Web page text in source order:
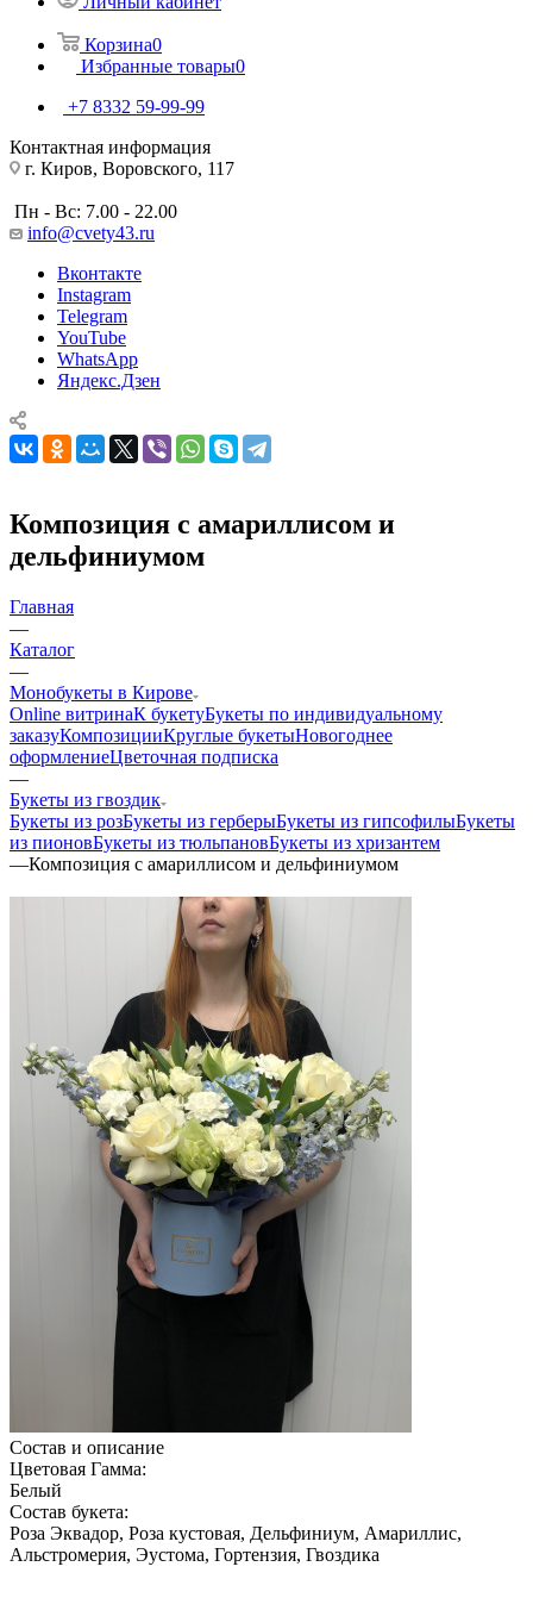
Корзина0
Избранные товары0
+7 8332 59-99-99
Контактная информация
г. Киров, Воровского, 117
Пн - Вс: 7.00 - 22.00
info@cvety43.ru
Вконтакте
Instagram
Telegram
YouTube
WhatsApp
Яндекс.Дзен
Композиция с амариллисом и
дельфиниумом
Главная
—
Каталог
—
Монобукеты в Кирове
Online витринаК букетуБукеты по индивидуальному
заказуКомпозицииКруглые букетыНовогоднее
оформлениеЦветочная подписка
—
Букеты из гвоздик
Букеты из розБукеты из герберыБукеты из гипсофилыБукеты
из пионовБукеты из тюльпановБукеты из хризантем
—Композиция с амариллисом и дельфиниумом
Состав и описание
Цветовая Гамма:
Белый
Состав букета:
Роза Эквадор, Роза кустовая, Дельфиниум, Амариллис,
Альстромерия, Эустома, Гортензия, Гвоздика